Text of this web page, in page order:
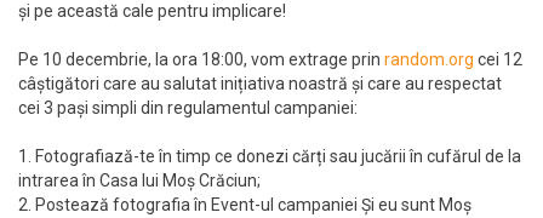
și pe această cale pentru implicare!
Pe 10 decembrie, la ora 18:00, vom extrage prin random.org cei 12
câștigători care au salutat inițiativa noastră și care au respectat
cei 3 pași simpli din regulamentul campaniei:
1. Fotografiază-te în timp ce donezi cărți sau jucării în cufărul de la
intrarea în Casa lui Moș Crăciun;
2. Postează fotografia în Event-ul campaniei Și eu sunt Moș